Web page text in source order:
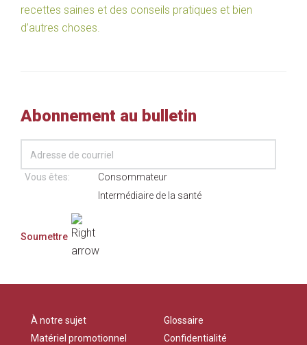
recettes saines et des conseils pratiques et bien
d’autres choses.
Abonnement au bulletin
Vous êtes:
Consommateur
Intermédiaire de la santé
À notre sujet
Matériel promotionnel
Glossaire
Confidentialité